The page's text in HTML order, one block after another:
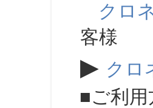
クロ
客様
▶ クロ
■ご利用